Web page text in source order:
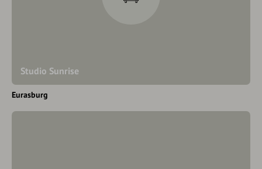
Studio Sunrise
Eurasburg